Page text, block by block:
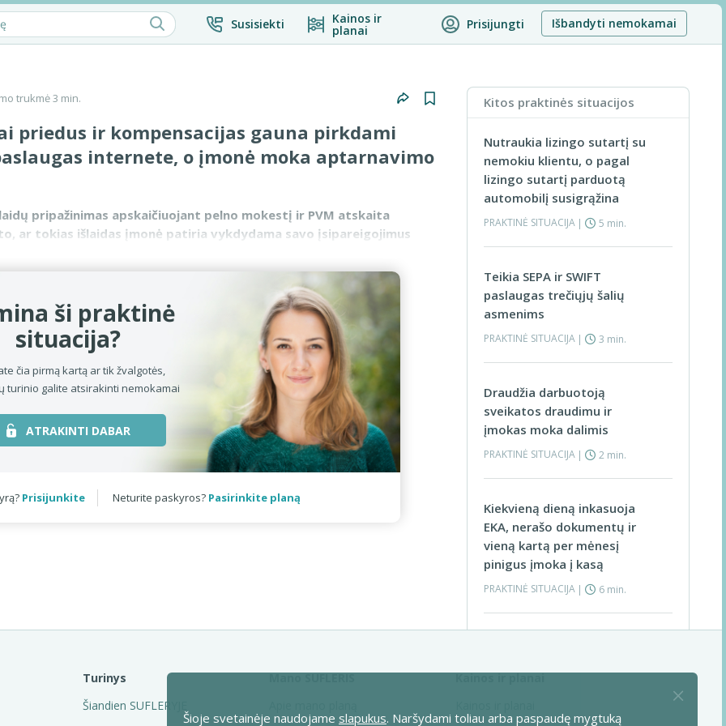
Susisiekti Kainos ir
planai Prisijungti Išbandyti nemokamai
trukmė 3 min.
priedus ir kompensacijas gauna pirkdami
internete, o įmonė moka aptarnavimo
pripažinimas apskaičiuojant pelno mokestį ir PVM atskaita
ar tokias išlaidas įmonė patiria vykdydama savo įsipareigojimus
ši praktinė
situacija?
čia pirmą kartą ar tik žvalgotės,
turinio galite atsirakinti nemokamai
ATRAKINTI DABAR
Prisijunkite Neturite paskyros? Pasirinkite planą
Kitos praktinės situacijos
Nutraukia lizingo sutartį su
nemokiu klientu, o pagal
lizingo sutartį parduotą
automobilį susigrąžina
PRAKTINĖ SITUACIJA | 5 min.
Teikia SEPA ir SWIFT
paslaugas trečiųjų šalių
asmenims
PRAKTINĖ SITUACIJA | 3 min.
Draudžia darbuotoją
sveikatos draudimu ir
įmokas moka dalimis
PRAKTINĖ SITUACIJA | 2 min.
Kiekvieną dieną inkasuoja
EKA, nerašo dokumentų ir
vieną kartą per mėnesį
pinigus įmoka į kasą
PRAKTINĖ SITUACIJA | 6 min.
PRAKTINĖ SITUACIJA
Turinys
Šiandien SUFLERYJE
Mano SUFLERIS
Kainos ir planai
Šioje svetainėje naudojame slapukus. Naršydami toliau arba paspaudę mygtuką